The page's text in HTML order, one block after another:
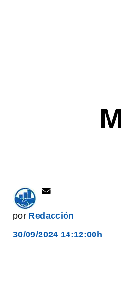
por Redacción
30/09/2024 14:12:00h